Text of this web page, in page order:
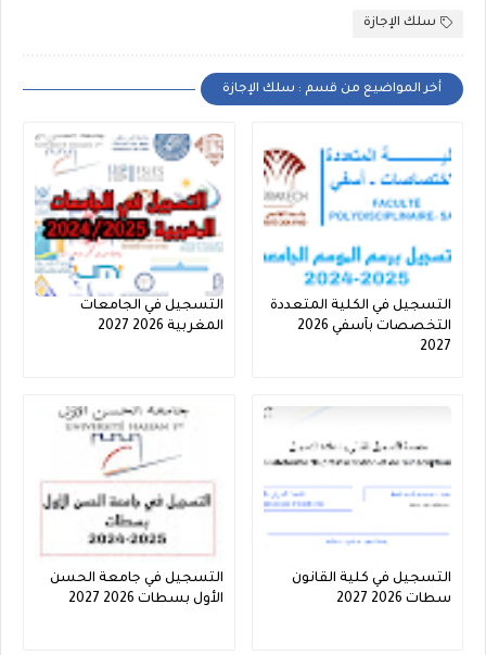
سلك الإجازة
أخر المواضيع من قسم : سلك الإجازة
التسجيل في الكلية المتعددة
التخصصات بآسفي 2026
2027
التسجيل في الجامعات
المغربية 2026 2027
التسجيل في كلية القانون
سطات 2026 2027
التسجيل في جامعة الحسن
الأول بسطات 2026 2027